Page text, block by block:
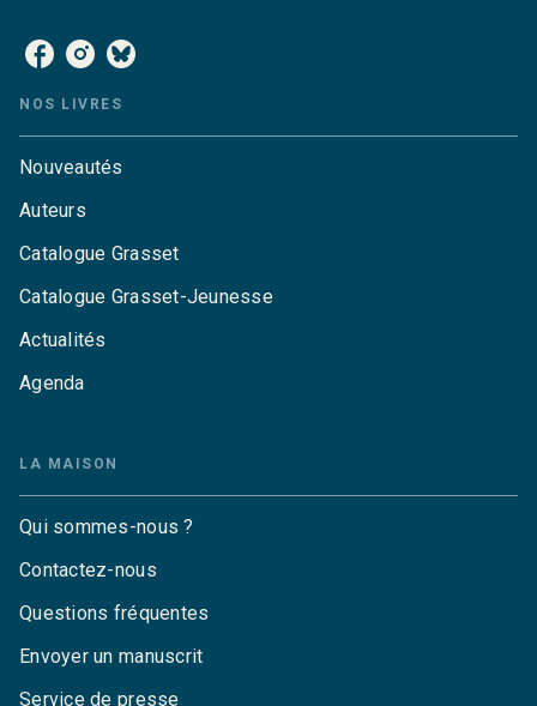
NOS LIVRES
Nouveautés
Auteurs
Catalogue Grasset
Catalogue Grasset-Jeunesse
Actualités
Agenda
LA MAISON
Qui sommes-nous ?
Contactez-nous
Questions fréquentes
Envoyer un manuscrit
Service de presse